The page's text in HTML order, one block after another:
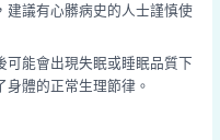
建議有心髒病史的人士謹慎使
可能會出現失眠或睡眠品質下
體的正常生理節律。